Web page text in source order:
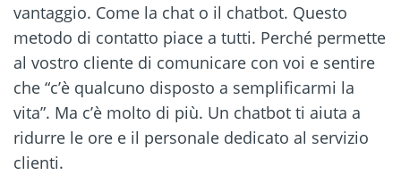
vantaggio. Come la chat o il chatbot. Questo
metodo di contatto piace a tutti. Perché permette
al vostro cliente di comunicare con voi e sentire
che “c’è qualcuno disposto a semplificarmi la
vita”. Ma c’è molto di più. Un chatbot ti aiuta a
ridurre le ore e il personale dedicato al servizio
clienti.